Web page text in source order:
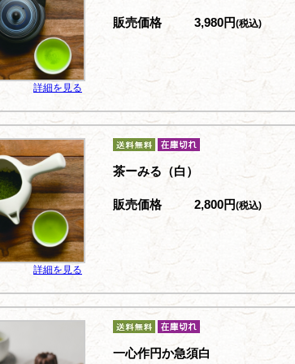
詳細を見る
販売価格 3,980円(税込)
詳細を見る
茶ーみる（白）
販売価格 2,800円(税込)
一心作円か急須白